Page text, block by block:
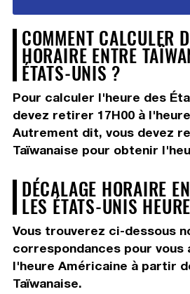
COMMENT CALCULER
HORAIRE ENTRE
ÉTATS-UNIS ?
Pour calculer l'heure des
devez retirer 17H00à l'heure
Autrement dit, vous devez
Taïwanaise pour obtenir
DÉCALAGE HORAIRE
LES ÉTATS-UNIS
Vous trouverez ci-dessous
correspondances pour vous
l'heure Américaine à partir
Taïwanaise.